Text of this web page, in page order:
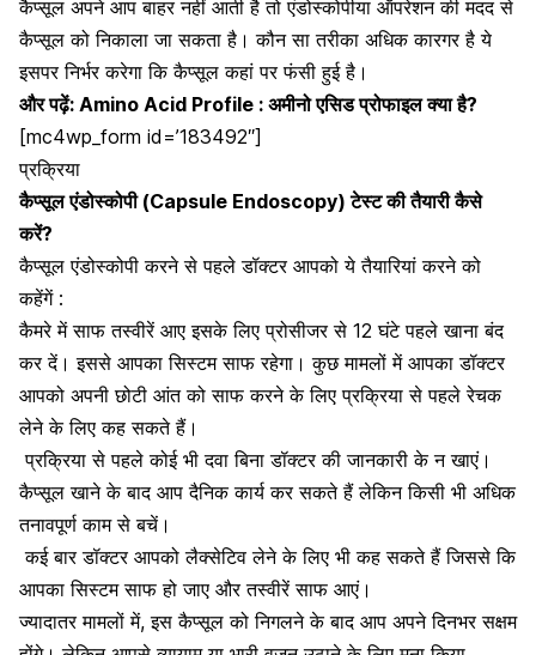
कैप्सूल अपने आप बाहर नहीं आती है तो एंडोस्कोपीया ऑपरेशन की मदद से
कैप्सूल को निकाला जा सकता है। कौन सा तरीका अधिक कारगर है ये
इसपर निर्भर करेगा किकैप्सूलकहां पर फंसी हुई है।
और पढ़ें: Amino Acid Profile : अमीनो एसिड प्रोफाइल क्या है?
[mc4wp_form id=’183492″]
प्रक्रिया
कैप्सूल एंडोस्कोपी (Capsule Endoscopy) टेस्ट की तैयारी कैसे
करें?
कैप्सूल एंडोस्कोपी करने से पहले डॉक्टर आपको ये तैयारियां करने को
कहेंगें :
कैमरे में साफ तस्वीरें आए इसके लिए प्रोसीजर से 12 घंटे पहले खाना बंद
कर दें। इससे आपका सिस्टम साफ रहेगा। कुछ मामलों में आपका डॉक्टर
आपको अपनीछोटी आंतको साफ करने के लिए प्रक्रिया से पहले रेचक
लेने के लिए कह सकते हैं।
प्रक्रिया से पहले कोई भी दवा बिना डॉक्टर की जानकारी के न खाएं।
कैप्सूल खाने के बाद आप दैनिक कार्य कर सकते हैं लेकिन किसी भी अधिक
तनावपूर्ण काम से बचें।
कई बार डॉक्टर आपको लैक्सेटिव लेने के लिए भी कह सकते हैं जिससे कि
आपका सिस्टम साफ हो जाए और तस्वीरें साफ आएं।
ज्यादातर मामलों में, इस कैप्सूल को निगलने के बाद आप अपने दिनभर सक्षम